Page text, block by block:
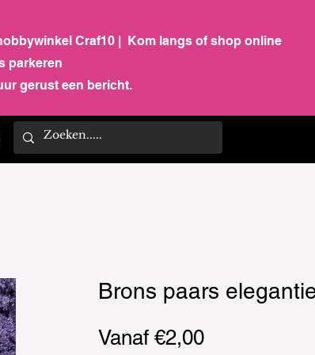
Craf10 | Kom langs of shop online
parkeren
gerust een bericht.
Brons paars
Vanaf €2,00Verkoopprijs